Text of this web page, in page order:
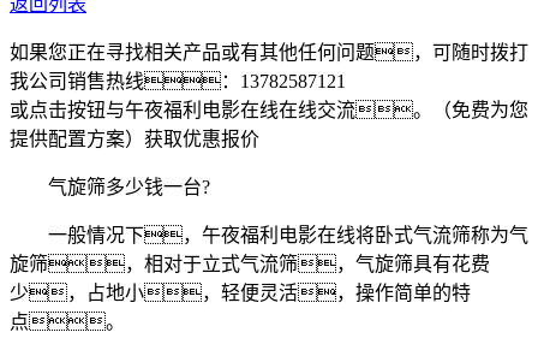
如果您正在寻找相关产品或有其他任何问题，可随时拨打
我公司销售热线： 13782587121
或点击按钮与午夜福利电影在线在线交流。（免费为您
提供配置方案） 获取优惠报价
气旋筛多少钱一台?
一般情况下，午夜福利电影在线将卧式气流筛称为气
旋筛，相对于立式气流筛，气旋筛具有花费
少，占地小，轻便灵活，操作简单的特
点。